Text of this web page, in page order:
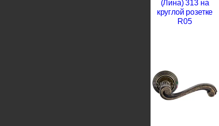
(Лина) 313 на
круглой розетке
R05